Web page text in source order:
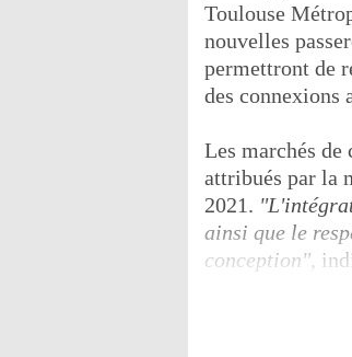
Toulouse
nouvelles
permettront de
des connexions
Les marchés
attribués par la
2021.
ainsi que le
conception",